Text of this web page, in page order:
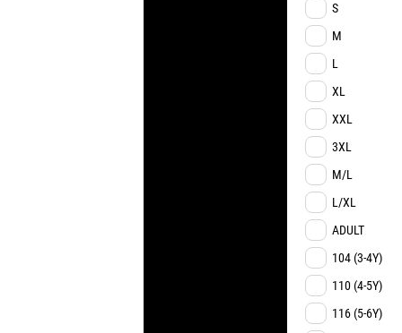
S
M
L
XL
XXL
3XL
M/L
L/XL
ADULT
104 (3-4Y)
110 (4-5Y)
116 (5-6Y)